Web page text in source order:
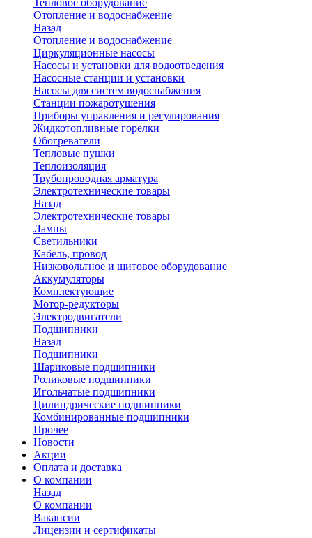
Тепловое оборудование
Отопление и водоснабжение
Назад
Отопление и водоснабжение
Циркуляционные насосы
Насосы и установки для водоотведения
Насосные станции и установки
Насосы для систем водоснабжения
Станции пожаротушения
Приборы управления и регулирования
Жидкотопливные горелки
Обогреватели
Тепловые пушки
Теплоизоляция
Трубопроводная арматура
Электротехнические товары
Назад
Электротехнические товары
Лампы
Светильники
Кабель, провод
Низковольтное и щитовое оборудование
Аккумуляторы
Комплектующие
Мотор-редукторы
Электродвигатели
Подшипники
Назад
Подшипники
Шариковые подшипники
Роликовые подшипники
Игольчатые подшипники
Цилиндрические подшипники
Комбинированные подшипники
Прочее
Новости
Акции
Оплата и доставка
О компании
Назад
О компании
Вакансии
Лицензии и сертификаты